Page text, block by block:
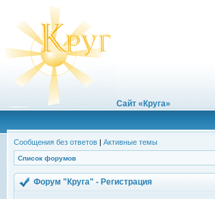
Сайт «Круга»
Сообщения без ответов | Активные темы
Список форумов
Форум "Круга" - Регистрация